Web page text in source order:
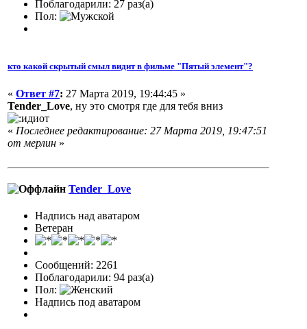
Поблагодарили: 27 раз(а)
Пол:
кто какой скрытый смыл видит в фильме "Пятый элемент"?
« Ответ #7: 27 Марта 2019, 19:44:45 »
Tender_Love, ну это смотря где для тебя вниз
« Последнее редактирование: 27 Марта 2019, 19:47:51
от мерлин »
Tender_Love
Надпись над аватаром
Ветеран
Сообщений: 2261
Поблагодарили: 94 раз(а)
Пол:
Надпись под аватаром